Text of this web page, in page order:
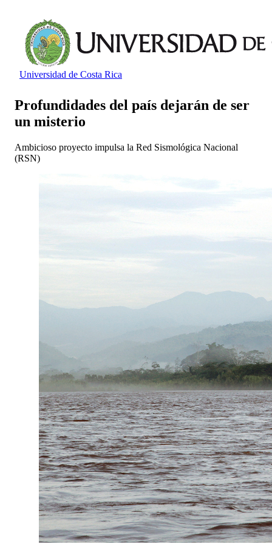
Universidad de Costa Rica
Profundidades del país dejarán de ser
un misterio
Ambicioso proyecto impulsa la Red Sismológica Nacional
(RSN)